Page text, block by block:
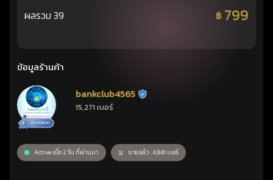
ผลรวม 39 ฿ 799
ข้อมูลร้านค้า
bankclub4565 ร้านยืนยันแล้ว
15,271 เบอร์
Active เมื่อ 2 วัน ที่ผ่านมา ขายแล้ว : 4,841 เบอร์